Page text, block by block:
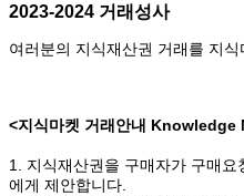
2023-2024 거래성사
여러분의 지식재산권 거래를 지
<지식마켓 거래안내 Knowledge
1. 지식재산권을 구매자가 구매
에게 제안합니다.